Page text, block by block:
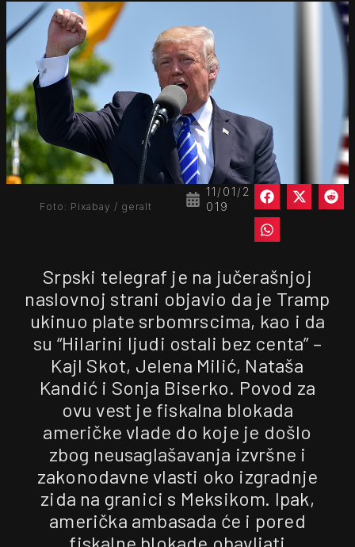
11/01/2
019
Foto: Pixabay / geralt
Srpski telegraf je na jučerašnjoj
naslovnoj strani objavio da je Tramp
ukinuo plate srbomrscima, kao i da
su “Hilarini ljudi ostali bez centa” –
Kajl Skot, Jelena Milić, Nataša
Kandić i Sonja Biserko. Povod za
ovu vest je fiskalna blokada
američke vlade do koje je došlo
zbog neusaglašavanja izvršne i
zakonodavne vlasti oko izgradnje
zida na granici s Meksikom. Ipak,
američka ambasada će i pored